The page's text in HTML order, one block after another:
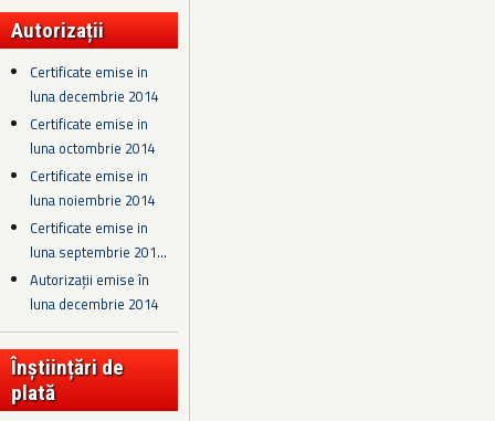
Autorizații
Certificate emise in
luna decembrie 2014
Certificate emise in
luna octombrie 2014
Certificate emise in
luna noiembrie 2014
Certificate emise in
luna septembrie 201...
Autorizații emise în
luna decembrie 2014
Înștiințări de
plată